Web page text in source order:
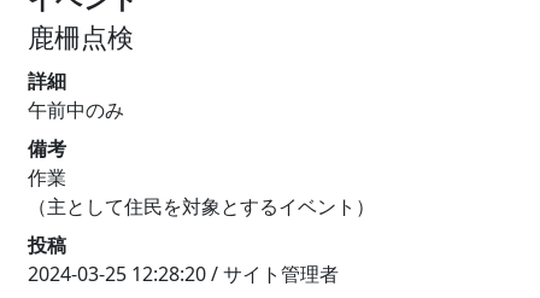
鹿柵点検
詳細
午前中のみ
備考
作業
（主として住民を対象とするイベント）
投稿
2024-03-25 12:28:20 / サイト管理者